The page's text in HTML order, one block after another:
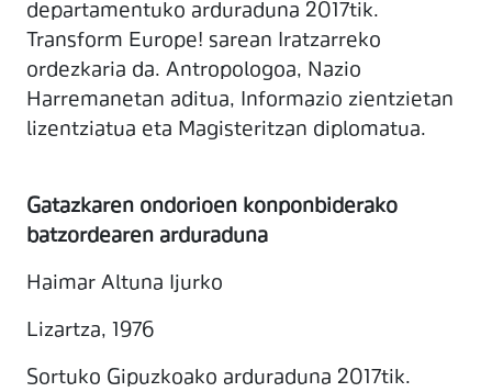
departamentuko arduraduna 2017tik.
Transform Europe! sarean Iratzarreko
ordezkaria da. Antropologoa, Nazio
Harremanetan aditua, Informazio zientzietan
lizentziatua eta Magisteritzan diplomatua.
Gatazkaren ondorioen konponbiderako
batzordearen arduraduna
Haimar Altuna Ijurko
Lizartza, 1976
Sortuko Gipuzkoako arduraduna 2017tik.